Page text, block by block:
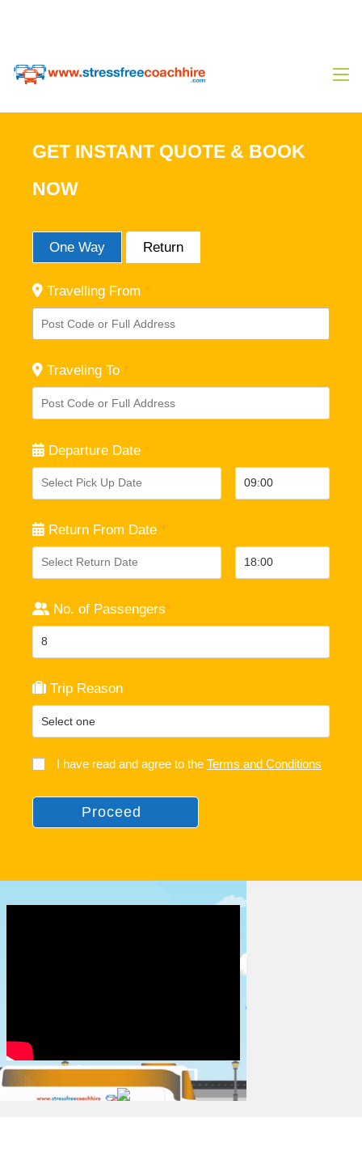
GET INSTANT QUOTE & BOOK
NOW
One Way Return
Travelling From
Traveling To
Departure Date
Return From Date
No. of Passengers
Trip Reason
I have read and agree to the Terms and Conditions
Proceed